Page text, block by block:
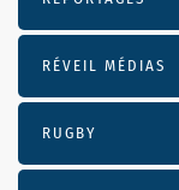
RÉVEIL MÉDIAS
RUGBY